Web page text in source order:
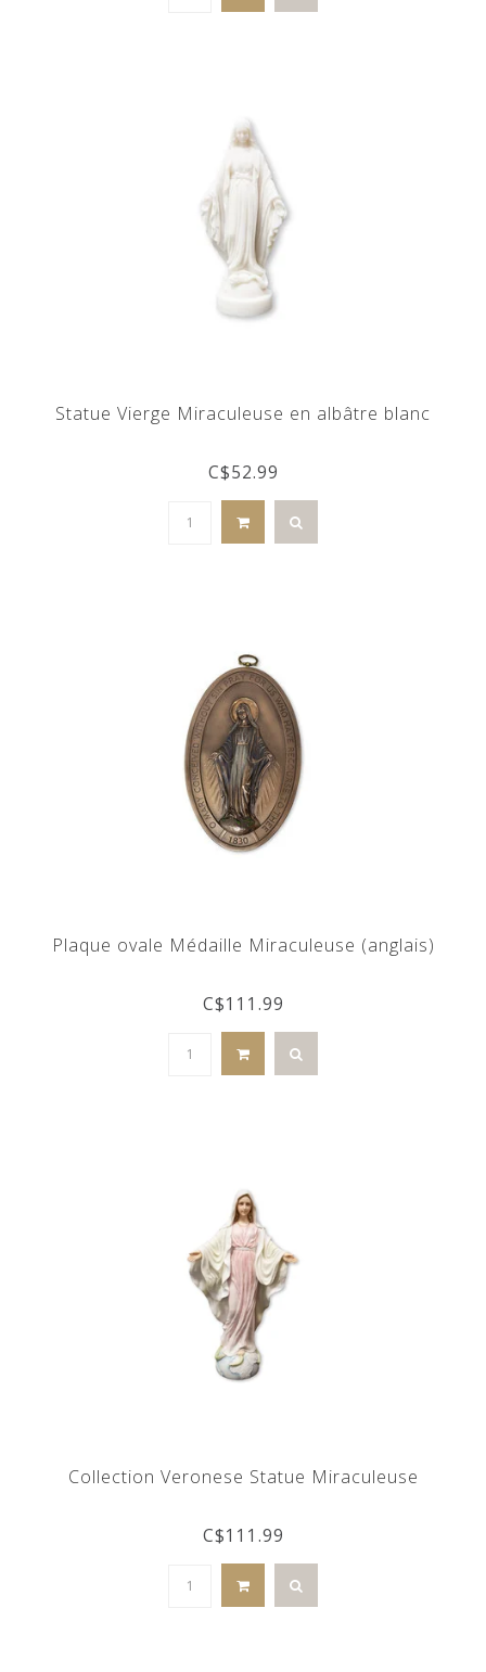
Statue Vierge Miraculeuse en albâtre blanc
C$52.99
Plaque ovale Médaille Miraculeuse (anglais)
C$111.99
Collection Veronese Statue Miraculeuse
C$111.99